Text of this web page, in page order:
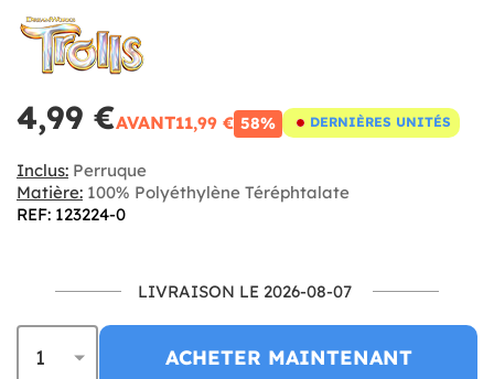
4,99 €AVANT11,99 € 58% DERNIÈRES UNITÉS
Inclus: Perruque
Matière: 100% Polyéthylène Téréphtalate
REF: 123224-0
LIVRAISON LE 2026-08-07
ACHETER MAINTENANT